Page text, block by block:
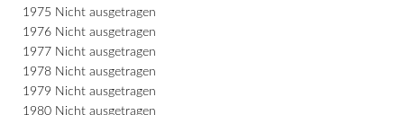
1975 Nicht ausgetragen
1976 Nicht ausgetragen
1977 Nicht ausgetragen
1978 Nicht ausgetragen
1979 Nicht ausgetragen
1980 Nicht ausgetragen